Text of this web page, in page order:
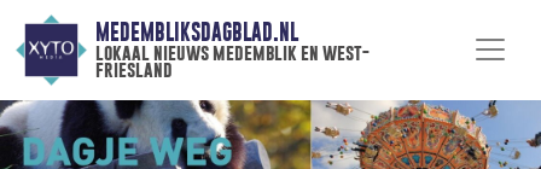
MEDEMBLIKSDAGBLAD.NL
lokaal nieuws medemblik en west-
friesland